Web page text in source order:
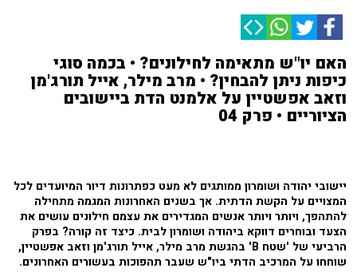
האם יו"ש מתאימה לחילונים? • בכמה סוגי
כיפות ניתן להבחין? • מרב מילר, אייל תורג'מן
וזאב אפשטיין על אלמנט הדת ביישובים
הציוריים • פרק 04
יישובי יהודה ושומרון ממותגים לא מעט כפתרונות דיור המיועדים לכל
המצויים על הקשת הדתית. אך בשנים האחרונות המגמה מתחילה
להתהפך, ויותר ויותר אנשים המגדירים את עצמם חילונים עושים את
הצעד ובוחרים דווקא ביהודה ושומרון לבית. כיצד זה קורה? בפרק
הרביעי של 'שטח B' בהגשת מרב מילר, אייל תורג'מן וזאב אפשטיין,
שוחחו על המרכיב הדתי ביו"ש שעבר תהפוכות בעשורים האחרונים.